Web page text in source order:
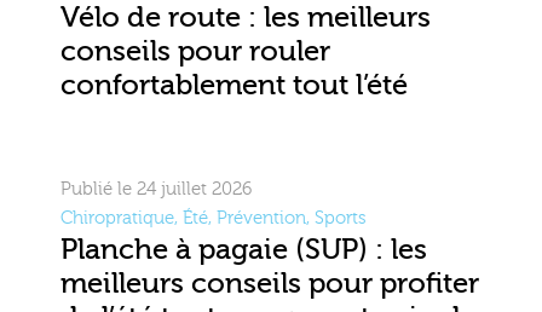
Vélo de route : les meilleurs
conseils pour rouler
confortablement tout l’été
Publié le 24 juillet 2026
Chiropratique, Été, Prévention, Sports
Planche à pagaie (SUP) : les
meilleurs conseils pour profiter